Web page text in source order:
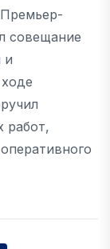
совещание
и
работ,